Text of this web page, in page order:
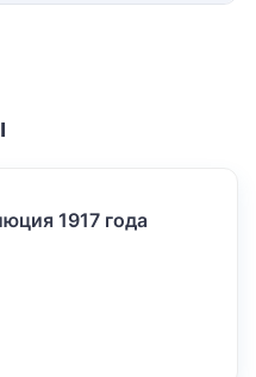
1917 года